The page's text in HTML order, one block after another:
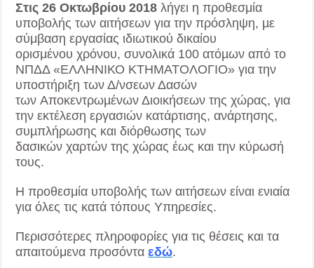
Στις 26 Οκτωβρίου 2018 λήγει η προθεσμία
υποβολής των αιτήσεων για την πρόσληψη, µε
σύμβαση εργασίας ιδιωτικού δικαίου
ορισμένου χρόνου, συνολικά 100 ατόµων από το
ΝΠΔΔ «ΕΛΛΗΝΙΚΟ ΚΤΗΜΑΤΟΛΟΓΙΟ» για την
υποστήριξη των Δ/νσεων Δασών
των Αποκεντρωµένων Διοικήσεων της χώρας, για
την εκτέλεση εργασιών κατάρτισης, ανάρτησης,
συµπλήρωσης και διόρθωσης των
δασικών χαρτών της χώρας έως και την κύρωσή
τους.
Η προθεσμία υποβολής των αιτήσεων είναι ενιαία
για όλες τις κατά τόπους Υπηρεσίες.
Περισσότερες πληροφορίες για τις θέσεις και τα
απαιτούμενα προσόνταεδώ.